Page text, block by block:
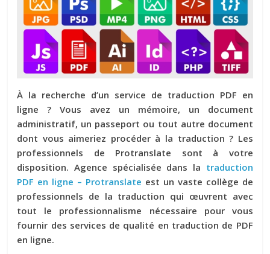
À la recherche d’un service de traduction PDF en
ligne ? Vous avez un mémoire, un document
administratif, un passeport ou tout autre document
dont vous aimeriez procéder à la traduction ? Les
professionnels de Protranslate sont à votre
disposition. Agence spécialisée dans la traduction
PDF en ligne – Protranslate est un vaste collège de
professionnels de la traduction qui œuvrent avec
tout le professionnalisme nécessaire pour vous
fournir des services de qualité en traduction de PDF
en ligne.